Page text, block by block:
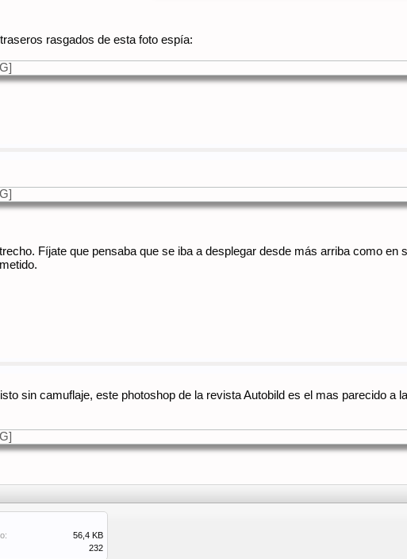
rasgados de esta foto espía:
Fíjate que pensaba que se iba a desplegar desde más arriba como en
sin camuflaje, este photoshop de la revista Autobild es el mas parecido a
56,4 KB
232